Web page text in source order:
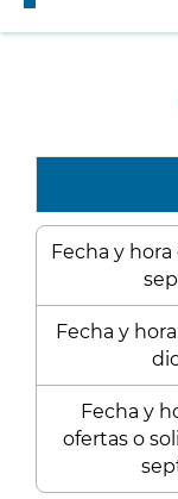
Fecha y hora
Fecha y
Fecha y
ofertas o